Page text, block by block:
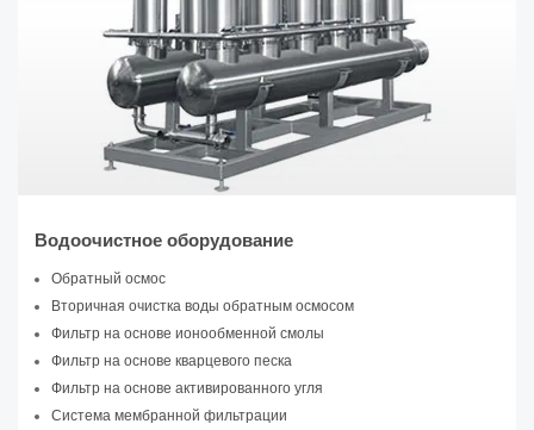
Водоочистное оборудование
Обратный осмос
Вторичная очистка воды обратным осмосом
Фильтр на основе ионообменной смолы
Фильтр на основе кварцевого песка
Фильтр на основе активированного угля
Система мембранной фильтрации